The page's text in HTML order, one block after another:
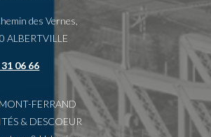
des Vernes,
ALBERTVILLE
06 66
FERRAND
& DESCOEUR